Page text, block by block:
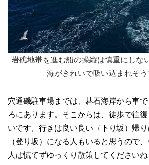
岩礁地帯を進む船の操縦は慎重にしな
海がきれいで吸い込まれそう
穴通磯駐車場までは、碁石海岸から車
ろにあります。そこからは、徒歩で往
いです。行きは良い良い（下り坂）帰り
（登り坂）になる人もいると思うので
人は慌てずゆっくり散策してくださいね